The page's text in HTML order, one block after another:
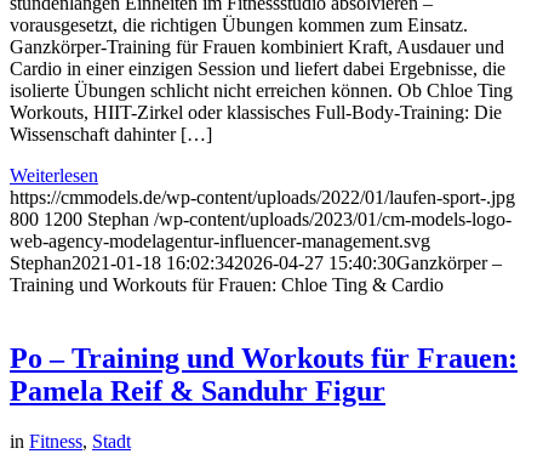
vorausgesetzt, die richtigen Übungen kommen zum Einsatz.
Ganzkörper-Training für Frauen kombiniert Kraft, Ausdauer und
Cardio in einer einzigen Session und liefert dabei Ergebnisse, die
isolierte Übungen schlicht nicht erreichen können. Ob Chloe Ting
Workouts, HIIT-Zirkel oder klassisches Full-Body-Training: Die
Wissenschaft dahinter […]
Weiterlesen
https://cmmodels.de/wp-content/uploads/2022/01/laufen-sport-.jpg
800 1200 Stephan /wp-content/uploads/2023/01/cm-models-logo-
web-agency-modelagentur-influencer-management.svg
Stephan2021-01-18 16:02:342026-04-27 15:40:30Ganzkörper –
Training und Workouts für Frauen: Chloe Ting & Cardio
Po – Training und Workouts für Frauen:
Pamela Reif & Sanduhr Figur
in Fitness, Stadt